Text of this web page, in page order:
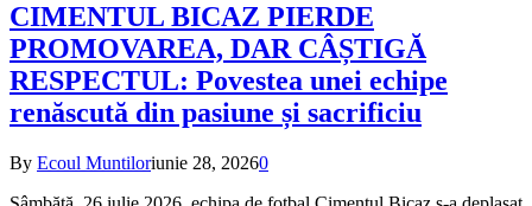
CIMENTUL BICAZ PIERDE
PROMOVAREA, DAR CÂȘTIGĂ
RESPECTUL: Povestea unei echipe
renăscută din pasiune și sacrificiu
By Ecoul Muntiloriunie 28, 20260